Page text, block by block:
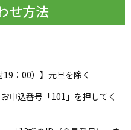
せ方法
19：00）】元旦を除く
申込番号「101」を押してく